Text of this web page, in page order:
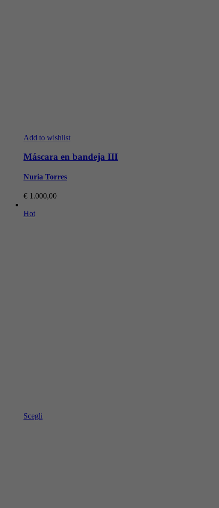
Add to wishlist
Máscara en bandeja III
Nuria Torres
€ 1.000,00
Hot
Scegli